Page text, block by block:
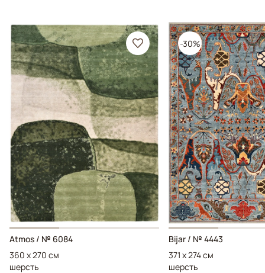
Atmos / № 6084
360 x 270 см
шерсть
-30%
Bijar / № 4443
371 x 274 см
шерсть